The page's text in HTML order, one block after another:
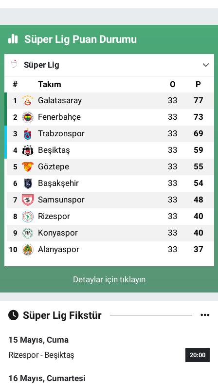
Süper Lig Puan Durumu
Süper Lig
#
Takım O P
1 Galatasaray 33 77
2 Fenerbahçe 33 73
3 Trabzonspor 33 69
4 Beşiktaş 33 59
5 Göztepe 33 55
6 Başakşehir 33 54
7 Samsunspor 33 48
8 Rizespor 33 40
9 Konyaspor 33 40
10 Alanyaspor 33 37
Detaylar için tıklayın
Süper Lig Fikstür
15 Mayıs, Cuma
Rizespor - Beşiktaş
20:00
16 Mayıs, Cumartesi